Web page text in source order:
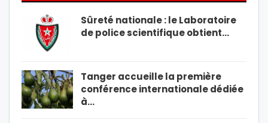
Sûreté nationale : le Laboratoire
de police scientifique obtient…
Tanger accueille la première
conférence internationale dédiée
à…